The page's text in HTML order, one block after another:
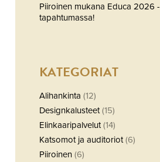
Piiroinen mukana Educa 2026 -
tapahtumassa!
KATEGORIAT
Alihankinta (12)
Designkalusteet(15)
Elinkaaripalvelut(14)
Katsomot ja auditoriot(6)
Piiroinen (6)